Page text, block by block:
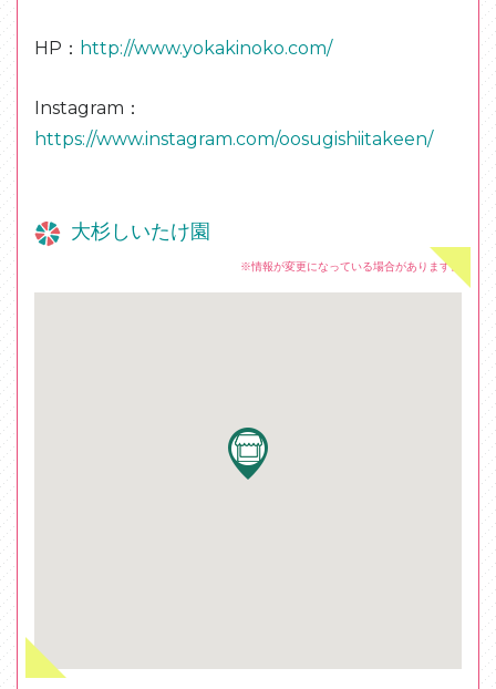
HP： http://www.yokakinoko.com/
Instagram：
https://www.instagram.com/oosugishiitakeen/
大杉しいたけ園
※情報が変更になっている場合があります。